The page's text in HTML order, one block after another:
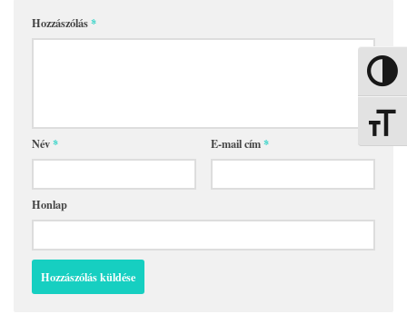
Nagy
Hozzászólás*
Név* E-mail cím*
Honlap